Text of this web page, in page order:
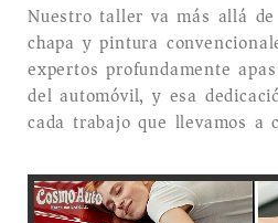
Nuestro taller va más allá
chapa y pintura
expertos profundamente
del automóvil, y esa
cada trabajo que llevamos a